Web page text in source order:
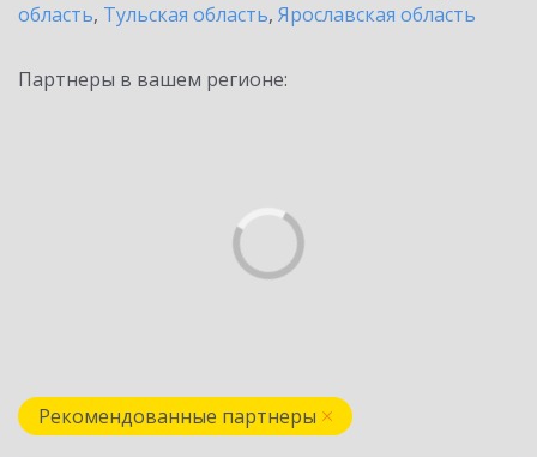
область, Тульская область, Ярославская область
Партнеры в вашем регионе:
Рекомендованные партнеры